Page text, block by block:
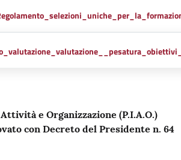
e Organizzazione (P.I.A.O.)
con Decreto del Presidente n. 64